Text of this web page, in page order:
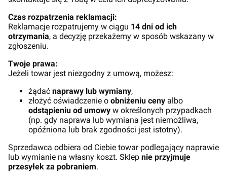
Czas rozpatrzenia reklamacji:
Reklamacje rozpatrujemy w ciągu 14 dni od ich
otrzymania, a decyzję przekażemy w sposób wskazany w
zgłoszeniu.
Twoje prawa:
Jeżeli towar jest niezgodny z umową, możesz:
żądać naprawy lub wymiany,
złożyć oświadczenie o obniżeniu ceny albo
odstąpieniu od umowy w określonych przypadkach
(np. gdy naprawa lub wymiana jest niemożliwa,
opóźniona lub brak zgodności jest istotny).
Sprzedawca odbiera od Ciebie towar podlegający naprawie
lub wymianie na własny koszt. Sklep nie przyjmuje
przesyłek za pobraniem.